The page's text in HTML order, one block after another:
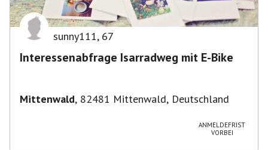
sunny111, 67
Interessenabfrage Isarradweg mit E-Bike
Mittenwald, 82481 Mittenwald, Deutschland
ANMELDEFRIST
VORBEI